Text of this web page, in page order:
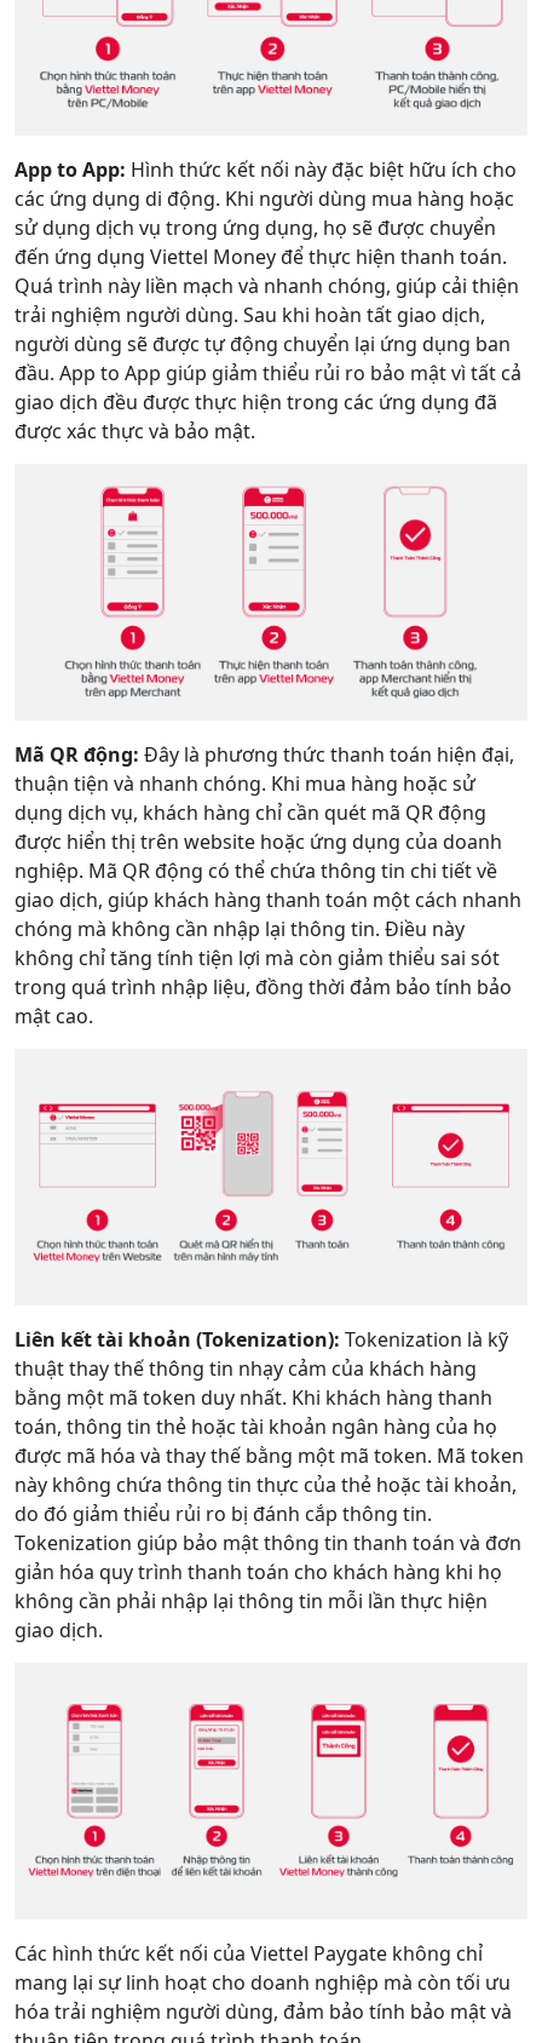
App to App: Hình thức kết nối này đặc biệt hữu ích cho
các ứng dụng di động. Khi người dùng mua hàng hoặc
sử dụng dịch vụ trong ứng dụng, họ sẽ được chuyển
đến ứng dụng Viettel Money để thực hiện thanh toán.
Quá trình này liền mạch và nhanh chóng, giúp cải thiện
trải nghiệm người dùng. Sau khi hoàn tất giao dịch,
người dùng sẽ được tự động chuyển lại ứng dụng ban
đầu. App to App giúp giảm thiểu rủi ro bảo mật vì tất cả
giao dịch đều được thực hiện trong các ứng dụng đã
được xác thực và bảo mật.
Mã QR động: Đây là phương thức thanh toán hiện đại,
thuận tiện và nhanh chóng. Khi mua hàng hoặc sử
dụng dịch vụ, khách hàng chỉ cần quét mã QR động
được hiển thị trên website hoặc ứng dụng của doanh
nghiệp. Mã QR động có thể chứa thông tin chi tiết về
giao dịch, giúp khách hàng thanh toán một cách nhanh
chóng mà không cần nhập lại thông tin. Điều này
không chỉ tăng tính tiện lợi mà còn giảm thiểu sai sót
trong quá trình nhập liệu, đồng thời đảm bảo tính bảo
mật cao.
Liên kết tài khoản (Tokenization): Tokenization là kỹ
thuật thay thế thông tin nhạy cảm của khách hàng
bằng một mã token duy nhất. Khi khách hàng thanh
toán, thông tin thẻ hoặc tài khoản ngân hàng của họ
được mã hóa và thay thế bằng một mã token. Mã token
này không chứa thông tin thực của thẻ hoặc tài khoản,
do đó giảm thiểu rủi ro bị đánh cắp thông tin.
Tokenization giúp bảo mật thông tin thanh toán và đơn
giản hóa quy trình thanh toán cho khách hàng khi họ
không cần phải nhập lại thông tin mỗi lần thực hiện
giao dịch.
Các hình thức kết nối của Viettel Paygate không chỉ
mang lại sự linh hoạt cho doanh nghiệp mà còn tối ưu
hóa trải nghiệm người dùng, đảm bảo tính bảo mật và